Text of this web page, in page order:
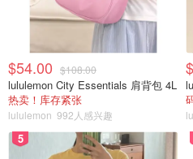
图片来自@Yang's Braised
$54.00 $108.00
lululemon City Essentials 肩背包 4L
热卖！库存紧张
lululemon 992人感兴趣
5